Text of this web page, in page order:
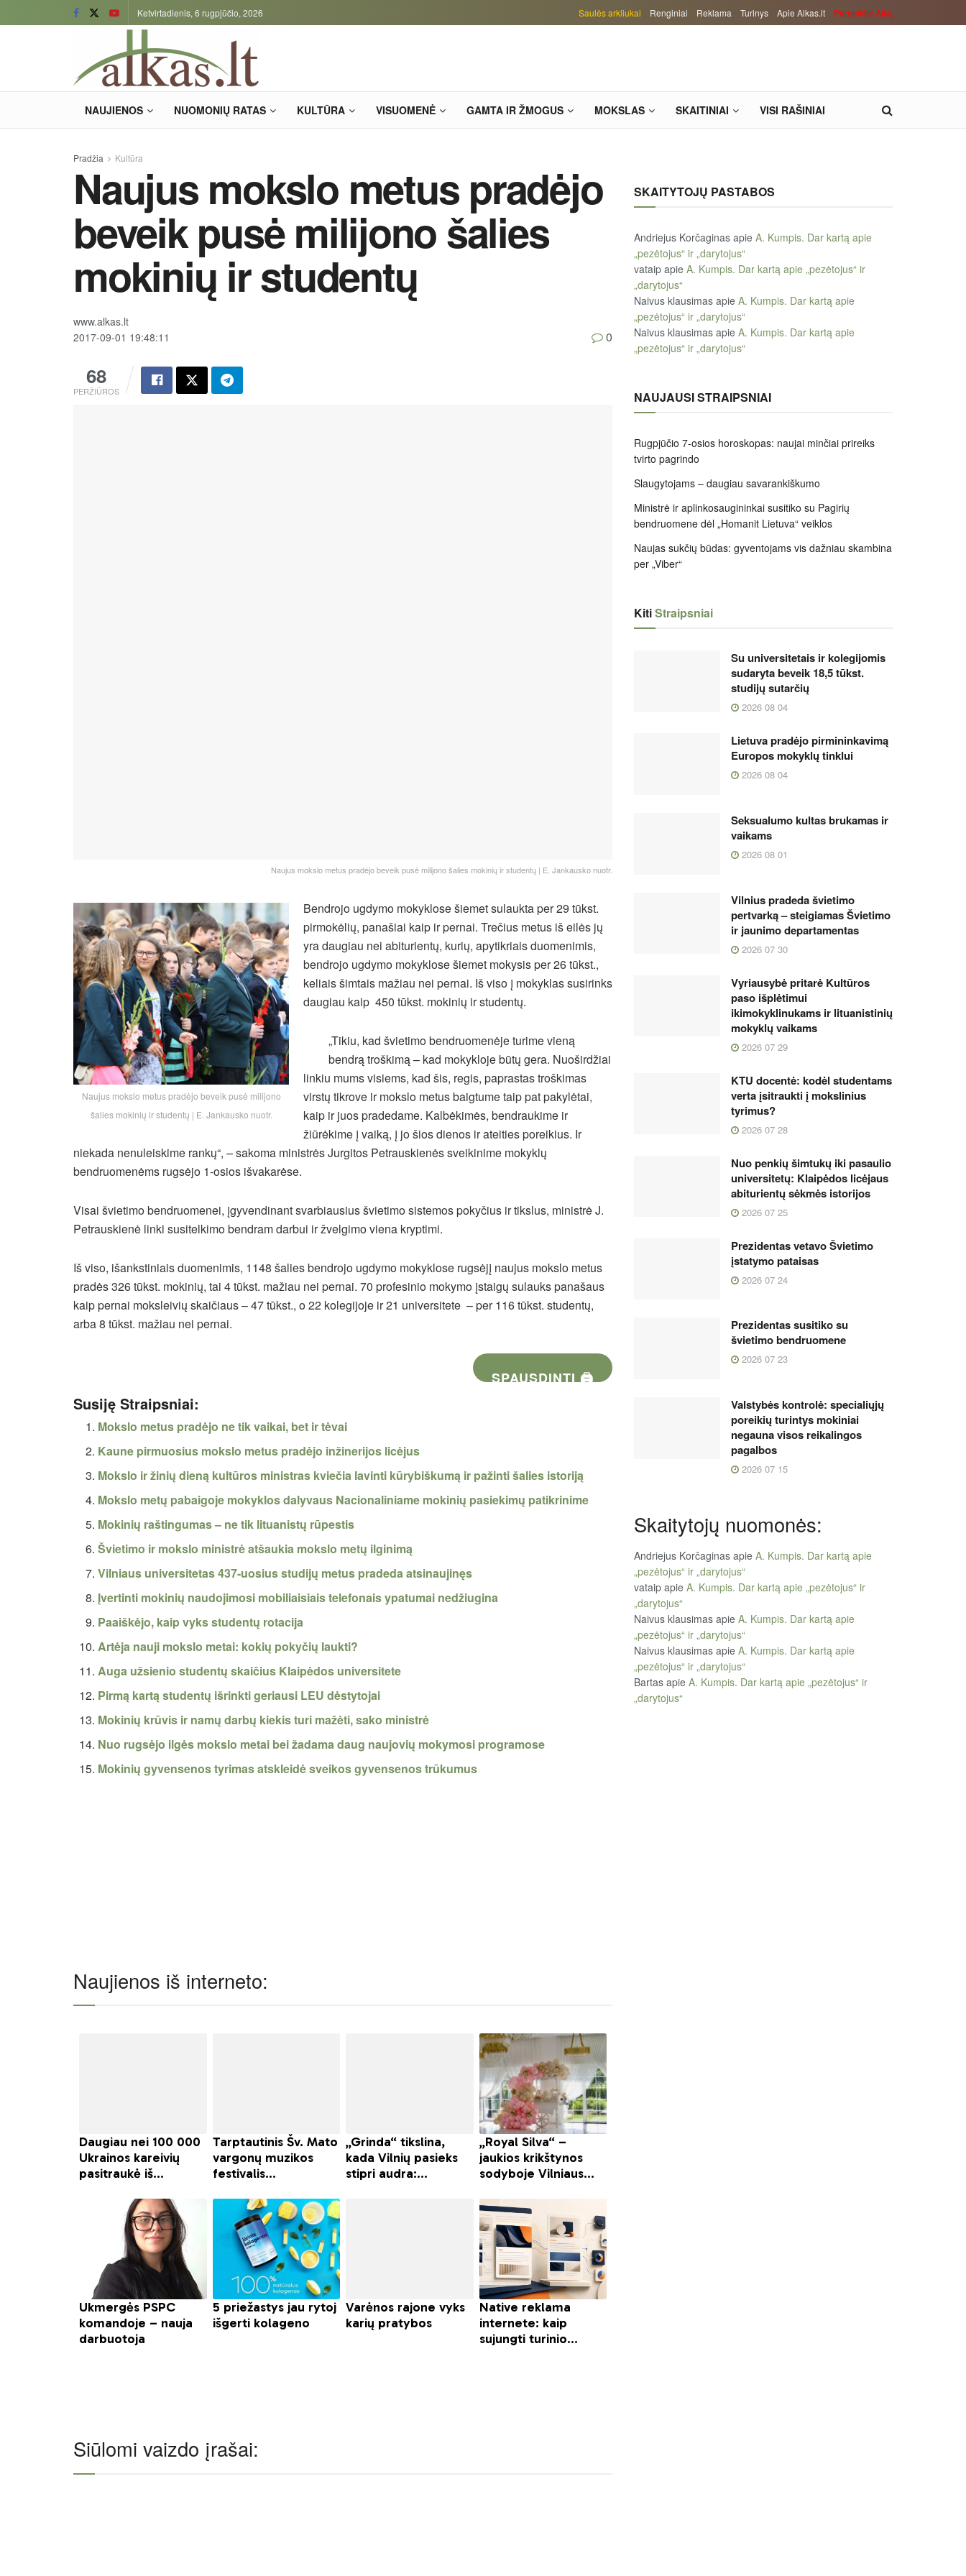
Ketvirtadienis, 6 rugpjūčio, 2026 Saulės arkliukai Renginiai Reklama Turinys Apie Alkas.lt Paremkite Alką
NAUJIENOS NUOMONIŲ RATAS KULTŪRA VISUOMENĖ GAMTA IR ŽMOGUS MOKSLAS SKAITINIAI VISI RAŠINIAI
Pradžia Kultūra
Naujus mokslo metus pradėjo
beveik pusė milijono šalies
mokinių ir studentų
www.alkas.lt
2017-09-01 19:48:11
68
PERŽIŪROS
0
Naujus mokslo metus pradėjo beveik pusė milijono šalies mokinių ir studentų | E. Jankausko nuotr.
Naujus mokslo metus pradėjo beveik pusė milijono
šalies mokinių ir studentų | E. Jankausko nuotr.
Bendrojo ugdymo mokyklose šiemet sulaukta per 29 tūkst.
pirmokėlių, panašiai kaip ir pernai. Trečius metus iš eilės jų
yra daugiau nei abiturientų, kurių, apytikriais duomenimis,
bendrojo ugdymo mokyklose šiemet mokysis per 26 tūkst.,
keliais šimtais mažiau nei pernai. Iš viso į mokyklas susirinks
daugiau kaip 450 tūkst. mokinių ir studentų.
„Tikiu, kad švietimo bendruomenėje turime vieną
bendrą troškimą – kad mokykloje būtų gera. Nuoširdžiai
linkiu mums visiems, kad šis, regis, paprastas troškimas
virstų tikrove ir mokslo metus baigtume taip pat pakylėtai,
kaip ir juos pradedame. Kalbėkimės, bendraukime ir
žiūrėkime į vaiką, į jo šios dienos ir ateities poreikius. Ir
niekada nenuleiskime rankų“, – sakoma ministrės Jurgitos Petrauskienės sveikinime mokyklų
bendruomenėms rugsėjo 1-osios išvakarėse.
Visai švietimo bendruomenei, įgyvendinant svarbiausius švietimo sistemos pokyčius ir tikslus, ministrė J.
Petrauskienė linki susitelkimo bendram darbui ir žvelgimo viena kryptimi.
Iš viso, išankstiniais duomenimis, 1148 šalies bendrojo ugdymo mokyklose rugsėjį naujus mokslo metus
pradės 326 tūkst. mokinių, tai 4 tūkst. mažiau nei pernai. 70 profesinio mokymo įstaigų sulauks panašaus
kaip pernai moksleivių skaičiaus – 47 tūkst., o 22 kolegijoje ir 21 universitete – per 116 tūkst. studentų,
arba 8 tūkst. mažiau nei pernai.
SPAUSDINTI 🖨
Susiję Straipsniai:
Mokslo metus pradėjo ne tik vaikai, bet ir tėvai
Kaune pirmuosius mokslo metus pradėjo inžinerijos licėjus
Mokslo ir žinių dieną kultūros ministras kviečia lavinti kūrybiškumą ir pažinti šalies istoriją
Mokslo metų pabaigoje mokyklos dalyvaus Nacionaliniame mokinių pasiekimų patikrinime
Mokinių raštingumas – ne tik lituanistų rūpestis
Švietimo ir mokslo ministrė atšaukia mokslo metų ilginimą
Vilniaus universitetas 437-uosius studijų metus pradeda atsinaujinęs
Įvertinti mokinių naudojimosi mobiliaisiais telefonais ypatumai nedžiugina
Paaiškėjo, kaip vyks studentų rotacija
Artėja nauji mokslo metai: kokių pokyčių laukti?
Auga užsienio studentų skaičius Klaipėdos universitete
Pirmą kartą studentų išrinkti geriausi LEU dėstytojai
Mokinių krūvis ir namų darbų kiekis turi mažėti, sako ministrė
Nuo rugsėjo ilgės mokslo metai bei žadama daug naujovių mokymosi programose
Mokinių gyvensenos tyrimas atskleidė sveikos gyvensenos trūkumus
Naujienos iš interneto:
Siūlomi vaizdo įrašai:
SKAITYTOJŲ PASTABOS
Andriejus Korčaginas apie A. Kumpis. Dar kartą apie
„pezėtojus“ ir „darytojus“
vataip apie A. Kumpis. Dar kartą apie „pezėtojus“ ir
„darytojus“
Naivus klausimas apie A. Kumpis. Dar kartą apie
„pezėtojus“ ir „darytojus“
Naivus klausimas apie A. Kumpis. Dar kartą apie
„pezėtojus“ ir „darytojus“
NAUJAUSI STRAIPSNIAI
Rugpjūčio 7-osios horoskopas: naujai minčiai prireiks
tvirto pagrindo
Slaugytojams – daugiau savarankiškumo
Ministrė ir aplinkosaugininkai susitiko su Pagirių
bendruomene dėl „Homanit Lietuva“ veiklos
Naujas sukčių būdas: gyventojams vis dažniau skambina
per „Viber“
KitiStraipsniai
Su universitetais ir kolegijomis
sudaryta beveik 18,5 tūkst.
studijų sutarčių
2026 08 04
Lietuva pradėjo pirmininkavimą
Europos mokyklų tinklui
2026 08 04
Seksualumo kultas brukamas ir
vaikams
2026 08 01
Vilnius pradeda švietimo
pertvarką – steigiamas Švietimo
ir jaunimo departamentas
2026 07 30
Vyriausybė pritarė Kultūros
paso išplėtimui
ikimokyklinukams ir lituanistinių
mokyklų vaikams
2026 07 29
KTU docentė: kodėl studentams
verta įsitraukti į mokslinius
tyrimus?
2026 07 28
Nuo penkių šimtukų iki pasaulio
universitetų: Klaipėdos licėjaus
abiturientų sėkmės istorijos
2026 07 25
Prezidentas vetavo Švietimo
įstatymo pataisas
2026 07 24
Prezidentas susitiko su
švietimo bendruomene
2026 07 23
Valstybės kontrolė: specialiųjų
poreikių turintys mokiniai
negauna visos reikalingos
pagalbos
2026 07 15
Skaitytojų nuomonės:
Andriejus Korčaginas apie A. Kumpis. Dar kartą apie
„pezėtojus“ ir „darytojus“
vataip apie A. Kumpis. Dar kartą apie „pezėtojus“ ir
„darytojus“
Naivus klausimas apie A. Kumpis. Dar kartą apie
„pezėtojus“ ir „darytojus“
Naivus klausimas apie A. Kumpis. Dar kartą apie
„pezėtojus“ ir „darytojus“
Bartas apie A. Kumpis. Dar kartą apie „pezėtojus“ ir
„darytojus“